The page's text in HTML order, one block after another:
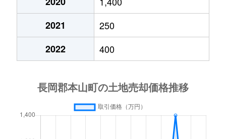
2021
250
2022
400